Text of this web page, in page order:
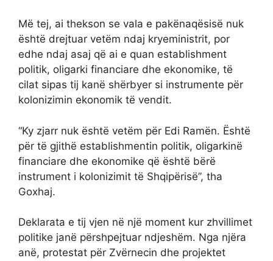
Më tej, ai thekson se vala e pakënaqësisë nuk
është drejtuar vetëm ndaj kryeministrit, por
edhe ndaj asaj që ai e quan establishment
politik, oligarki financiare dhe ekonomike, të
cilat sipas tij kanë shërbyer si instrumente për
kolonizimin ekonomik të vendit.
“Ky zjarr nuk është vetëm për Edi Ramën. Është
për të gjithë establishmentin politik, oligarkinë
financiare dhe ekonomike që është bërë
instrument i kolonizimit të Shqipërisë”, tha
Goxhaj.
Deklarata e tij vjen në një moment kur zhvillimet
politike janë përshpejtuar ndjeshëm. Nga njëra
anë, protestat për Zvërnecin dhe projektet